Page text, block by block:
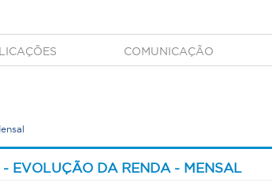
COMUNICAÇÃO
EVOLUÇÃO DA RENDA - MENSAL